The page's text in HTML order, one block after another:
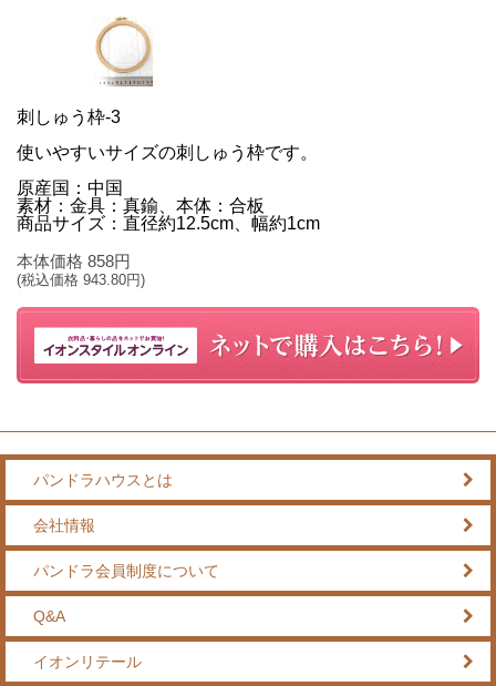
刺しゅう枠-3
使いやすいサイズの刺しゅう枠です。
原産国：中国
素材：金具：真鍮、本体：合板
商品サイズ：直径約12.5cm、幅約1cm
本体価格 858円
(税込価格 943.80円)
パンドラハウスとは
会社情報
パンドラ会員制度について
Q&A
イオンリテール